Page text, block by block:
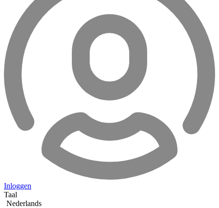
Inloggen
Taal
Nederlands